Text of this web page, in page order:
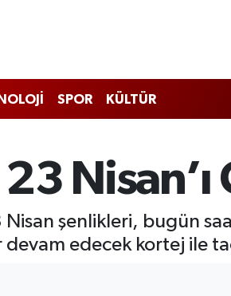
SPOR KÜLTÜR
Nisan şenlikleri, bugün
devam edecek kortej ile